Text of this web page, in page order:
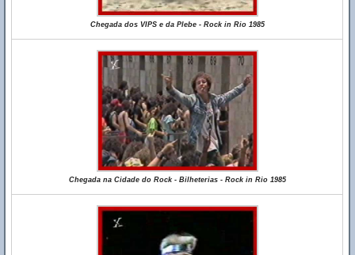
Chegada dos VIPS e da Plebe - Rock in Rio 1985
Chegada na Cidade do Rock - Bilheterias - Rock in Rio 1985